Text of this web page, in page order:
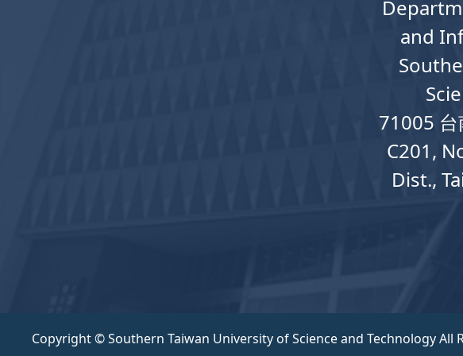
and
71005
C201,
Dist.,
Copyright © Southern Taiwan University of Science and Technology All